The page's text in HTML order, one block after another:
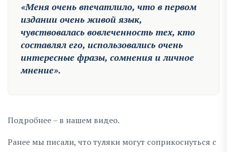
«Меня очень впечатлило, что в первом
издании очень живой язык,
чувствовалась вовлеченность тех, кто
составлял его, использовались очень
интересные фразы, сомнения и личное
мнение».
Подробнее – в нашем видео.
Ранее мы писали, что туляки могут соприкоснуться с